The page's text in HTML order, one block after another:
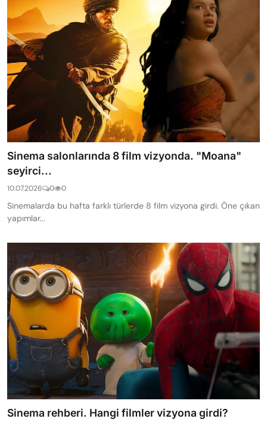
Sinema salonlarında 8 film vizyonda. "Moana"
seyirci...
10.07.2026 0 0
Sinemalarda bu hafta farklı türlerde 8 film vizyona girdi. Öne çıkan
yapımlar...
Sinema rehberi. Hangi filmler vizyona girdi?